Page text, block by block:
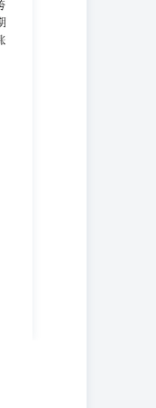
图11：
图12：
图13：
图